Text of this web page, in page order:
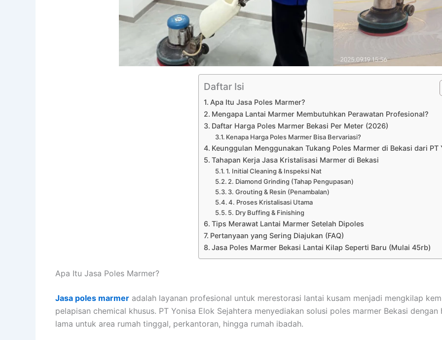
Daftar Isi
Apa Itu Jasa Poles Marmer?
Mengapa Lantai Marmer Membutuhkan Perawatan Profesional?
Daftar Harga Poles Marmer Bekasi Per Meter (2026)
Kenapa Harga Poles Marmer Bisa Bervariasi?
Keunggulan Menggunakan Tukang Poles Marmer di Bekasi dari PT
Tahapan Kerja Jasa Kristalisasi Marmer di Bekasi
1. Initial Cleaning & Inspeksi Nat
2. Diamond Grinding (Tahap Pengupasan)
3. Grouting & Resin (Penambalan)
4. Proses Kristalisasi Utama
5. Dry Buffing & Finishing
Tips Merawat Lantai Marmer Setelah Dipoles
Pertanyaan yang Sering Diajukan (FAQ)
Jasa Poles Marmer Bekasi Lantai Kilap Seperti Baru (Mulai 45rb)
Apa Itu Jasa Poles Marmer?
Jasa poles marmer adalah layanan profesional untuk merestorasi lantai kusam menjadi mengkilap
pelapisan chemical khusus. PT Yonisa Elok Sejahtera menyediakan solusi poles marmer Bekasi
lama untuk area rumah tinggal, perkantoran, hingga rumah ibadah.